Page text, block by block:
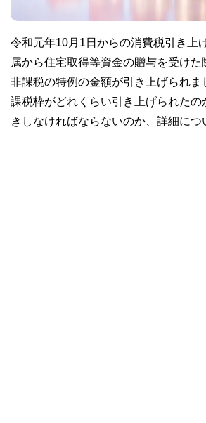
令和元年10月1日からの消費税引き上
属から住宅取得等資金の贈与を受け
非課税の特例の金額が引き上げられま
課税枠がどれくらい引き上げられたの
きしなければならないのか、詳細につ